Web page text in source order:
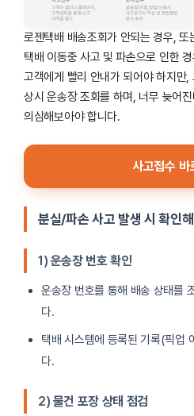
로젠택배 배송조회가 안되는 경우,
택배 이동중 사고 및 파손으로 인한
고객에게 빨리 안내가 되어야 하지만
상시 운송장 조회를 하며, 너무 늦어
의심해보아야 합니다.
사고접수 바
분실/파손 사고 발생 시 확인
1) 운송장 번호 확인
운송장 번호를 통해 배송 상태를
다.
택배 시스템에 등록된 기록(픽업
다.
2) 물건 포장 상태 점검